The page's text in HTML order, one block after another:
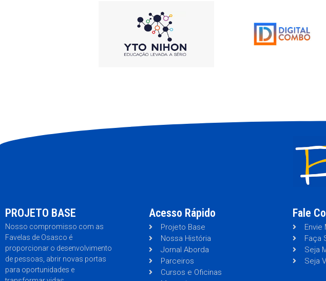
PROJETO BASE
Nosso compromisso com as
Favelas de Osasco é
proporcionar o desenvolvimento
de pessoas, abrir novas portas
para oportunidades e
Acesso Rápido
Projeto Base
Nossa História
Jornal Aborda
Parceiros
Cursos e Oficinas
Fale
Envie
Faça
Seja
Seja